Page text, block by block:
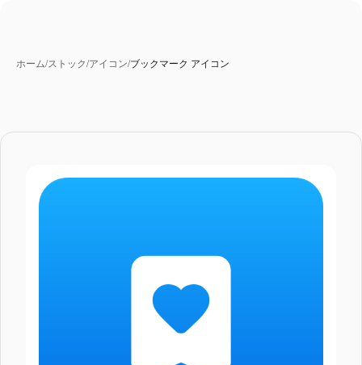
ホーム/ストック/アイコン/ブックマーク アイコン